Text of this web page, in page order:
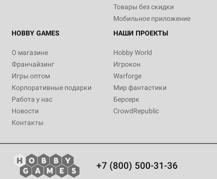
Товары без скидки
Мобильное приложение
HOBBY GAMES
О магазине
Франчайзинг
Игры оптом
Корпоративные подарки
Работа у нас
Новости
Контакты
НАШИ ПРОЕКТЫ
Hobby World
Игрокон
Warforge
Мир фантастики
Берсерк
CrowdRepublic
+7 (800) 500-31-36